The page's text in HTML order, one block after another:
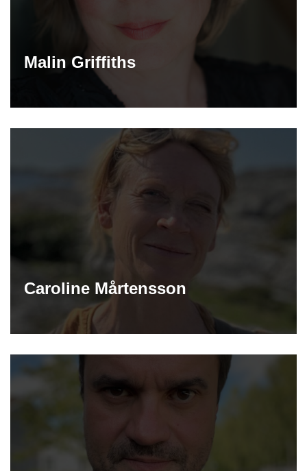
Malin Griffiths
Caroline Mårtensson